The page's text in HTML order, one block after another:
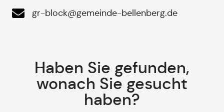
gr-block@gemeinde-bellenberg.de
Haben Sie gefunden,
wonach Sie gesucht
haben?